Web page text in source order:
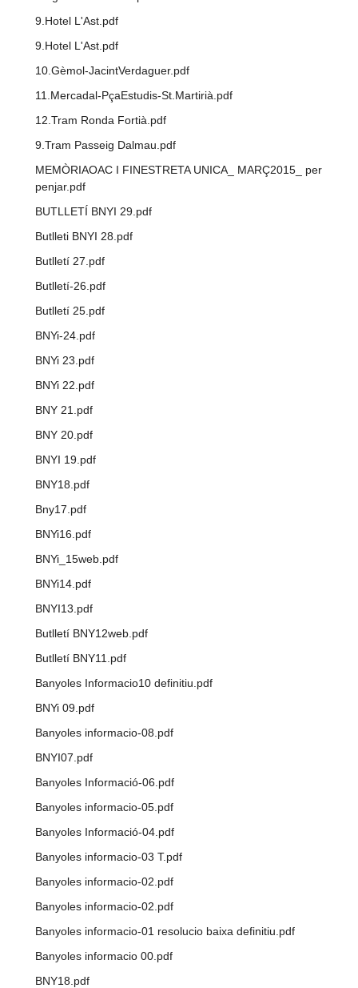
9.Hotel L'Ast.pdf
9.Hotel L'Ast.pdf
10.Gèmol-JacintVerdaguer.pdf
11.Mercadal-PçaEstudis-St.Martirià.pdf
12.Tram Ronda Fortià.pdf
9.Tram Passeig Dalmau.pdf
MEMÒRIAOAC I FINESTRETA UNICA_ MARÇ2015_ per
penjar.pdf
BUTLLETÍ BNYI 29.pdf
Butlleti BNYI 28.pdf
Butlletí 27.pdf
Butlletí-26.pdf
Butlletí 25.pdf
BNYi-24.pdf
BNYi 23.pdf
BNYi 22.pdf
BNY 21.pdf
BNY 20.pdf
BNYI 19.pdf
BNY18.pdf
Bny17.pdf
BNYi16.pdf
BNYi_15web.pdf
BNYi14.pdf
BNYI13.pdf
Butlletí BNY12web.pdf
Butlletí BNY11.pdf
Banyoles Informacio10 definitiu.pdf
BNYi 09.pdf
Banyoles informacio-08.pdf
BNYI07.pdf
Banyoles Informació-06.pdf
Banyoles informacio-05.pdf
Banyoles Informació-04.pdf
Banyoles informacio-03 T.pdf
Banyoles informacio-02.pdf
Banyoles informacio-02.pdf
Banyoles informacio-01 resolucio baixa definitiu.pdf
Banyoles informacio 00.pdf
BNY18.pdf